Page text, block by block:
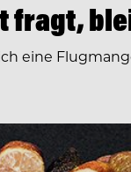
fragt,
eine